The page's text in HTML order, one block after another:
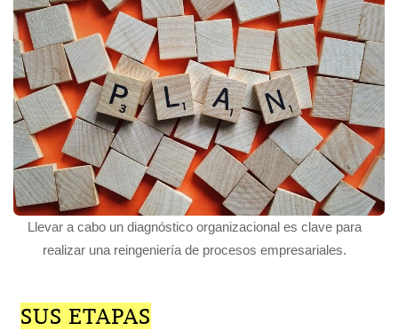
Llevar a cabo un diagnóstico organizacional es clave para
realizar una reingeniería de procesos empresariales.
SUS ETAPAS